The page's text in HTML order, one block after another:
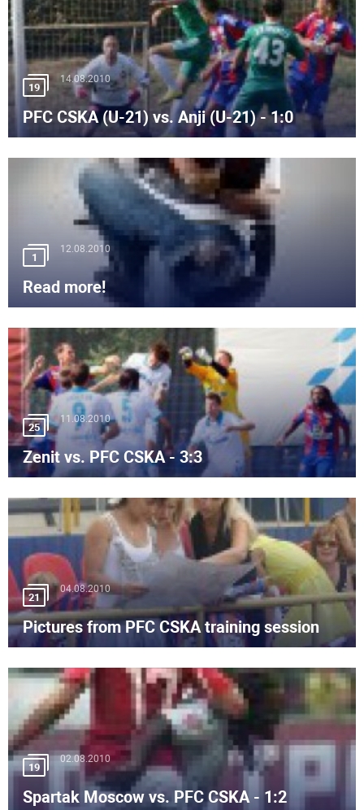
19
14.08.2010
PFC CSKA (U-21) vs. Anji (U-21) - 1:0
1
12.08.2010
Read more!
25
11.08.2010
Zenit vs. PFC CSKA - 3:3
21
04.08.2010
Pictures from PFC CSKA training session
19
02.08.2010
Spartak Moscow vs. PFC CSKA - 1:2